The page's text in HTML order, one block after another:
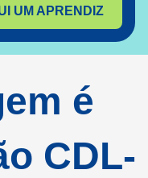
UM APRENDIZ
é
CDL-